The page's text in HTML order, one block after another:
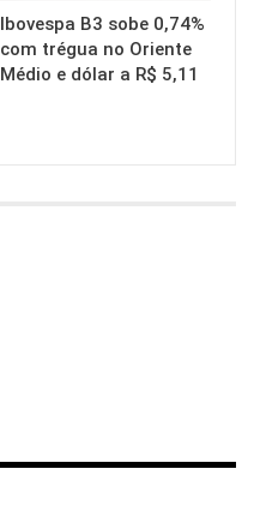
Ibovespa B3 sobe 0,74%
com trégua no Oriente
Médio e dólar a R$ 5,11